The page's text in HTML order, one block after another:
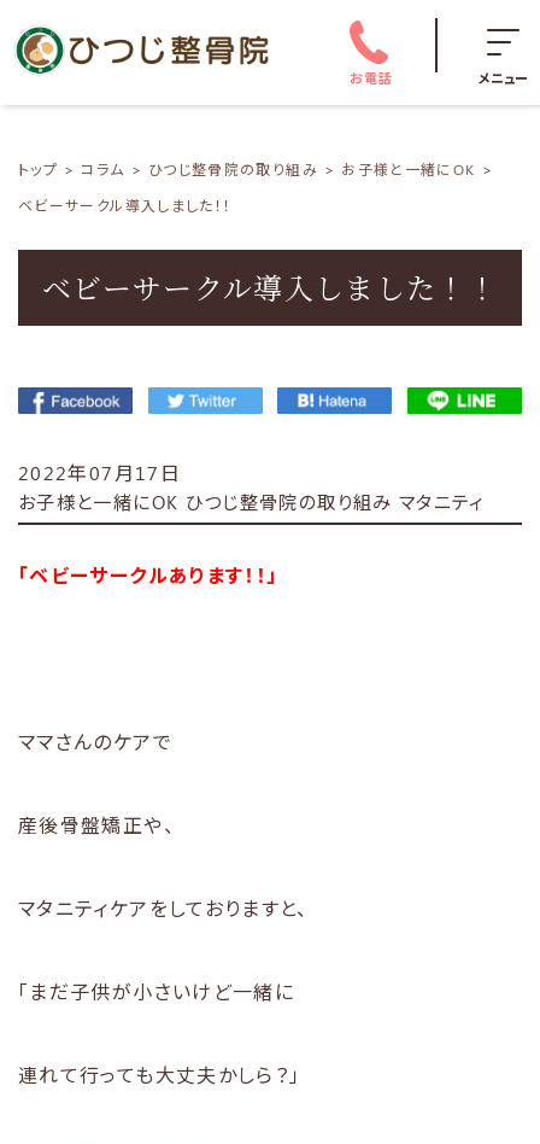
お電話 メニュー
トップ コラム ひつじ整骨院の取り組み
お子様と一緒にOK
ベビーサークル導入しました！！
ベビーサークル導入しました！！
2022年07月17日
お子様と一緒にOK ひつじ整骨院の取り組み マタニティ
「ベビーサークルあります！！」
ママさんのケアで
産後骨盤矯正や、
マタニティケアをしておりますと、
「まだ子供が小さいけど一緒に
連れて行っても大丈夫かしら？」